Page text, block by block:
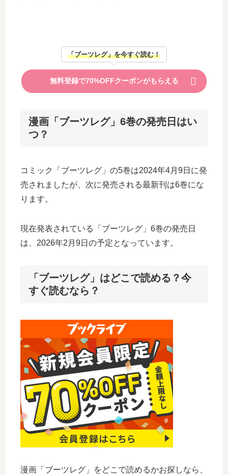
「ブーツレグ」を今すぐ読む！
無料登録で70%OFFクーポンがもらえる
漫画「ブーツレグ」6巻の発売日はい
つ？
コミック「ブーツレグ」の5巻は2024年4月9日に発
売されましたが、次に発売される最新刊は6巻にな
ります。
現在発表されている「ブーツレグ」6巻の発売日
は、2026年2月9日の予定となっています。
「ブーツレグ」はどこで読める？今
すぐ読むなら？
漫画「ブーツレグ」をどこで読めるかお探しなら、